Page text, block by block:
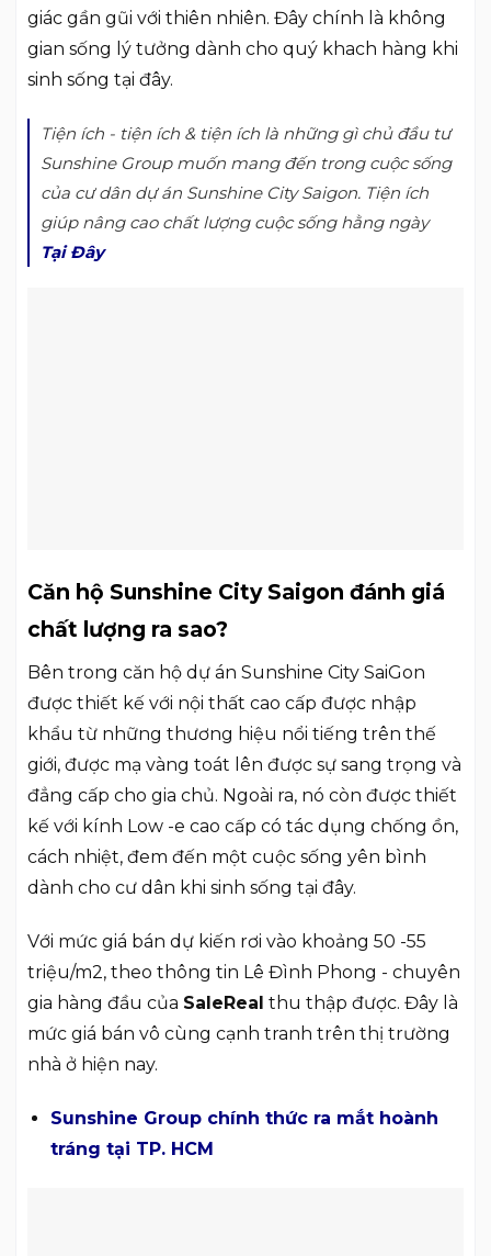
giác gần gũi với thiên nhiên. Đây chính là không
gian sống lý tưởng dành cho quý khach hàng khi
sinh sống tại đây.
Tiện ích - tiện ích & tiện ích là những gì chủ đầu tư
Sunshine Group muốn mang đến trong cuộc sống
của cư dân dự án Sunshine City Saigon. Tiện ích
giúp nâng cao chất lượng cuộc sống hằng ngày
Tại Đây
Căn hộ Sunshine City Saigon đánh giá
chất lượng ra sao?
Bên trong căn hộ dự án Sunshine City SaiGon
được thiết kế với nội thất cao cấp được nhập
khẩu từ những thương hiệu nổi tiếng trên thế
giới, được mạ vàng toát lên được sự sang trọng và
đẳng cấp cho gia chủ. Ngoài ra, nó còn được thiết
kế với kính Low -e cao cấp có tác dụng chống ồn,
cách nhiệt, đem đến một cuộc sống yên bình
dành cho cư dân khi sinh sống tại đây.
Với mức giá bán dự kiến rơi vào khoảng 50 -55
triệu/m2, theo thông tin Lê Đình Phong - chuyên
gia hàng đầu của SaleReal thu thập được. Đây là
mức giá bán vô cùng cạnh tranh trên thị trường
nhà ở hiện nay.
Sunshine Group chính thức ra mắt hoành
tráng tại TP. HCM